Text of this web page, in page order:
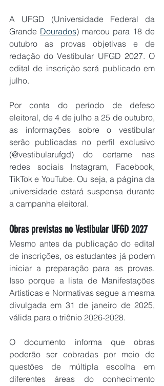
A UFGD (Universidade Federal da
Grande Dourados) marcou para 18 de
outubro as provas objetivas e de
redação do Vestibular UFGD 2027. O
edital de inscrição será publicado em
julho.
Por conta do período de defeso
eleitoral, de 4 de julho a 25 de outubro,
as informações sobre o vestibular
serão publicadas no perfil exclusivo
(@vestibularufgd) do certame nas
redes sociais Instagram, Facebook,
TikTok e YouTube. Ou seja, a página da
universidade estará suspensa durante
a campanha eleitoral.
Obras previstas no Vestibular UFGD 2027
Mesmo antes da publicação do edital
de inscrições, os estudantes já podem
iniciar a preparação para as provas.
Isso porque a lista de Manifestações
Artísticas e Normativas segue a mesma
divulgada em 31 de janeiro de 2025,
válida para o triênio 2026-2028.
O documento informa que obras
poderão ser cobradas por meio de
questões de múltipla escolha em
diferentes áreas do conhecimento